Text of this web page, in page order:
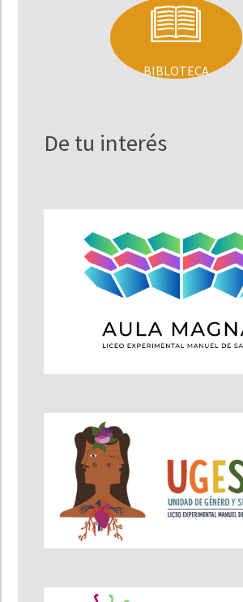
BIBLOTECA
De tu interés